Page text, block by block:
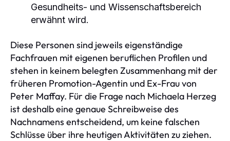
Gesundheits- und Wissenschaftsbereich
erwähnt wird.
Diese Personen sind jeweils eigenständige
Fachfrauen mit eigenen beruflichen Profilen und
stehen in keinem belegten Zusammenhang mit der
früheren Promotion-Agentin und Ex-Frau von
Peter Maffay. Für die Frage nach Michaela Herzeg
ist deshalb eine genaue Schreibweise des
Nachnamens entscheidend, um keine falschen
Schlüsse über ihre heutigen Aktivitäten zu ziehen.